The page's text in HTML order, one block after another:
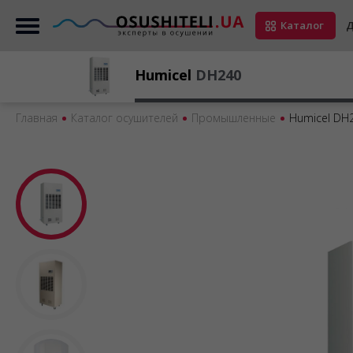
Каталог
Главная Каталог осушителей Промышленные Humicel
Humicel DH240